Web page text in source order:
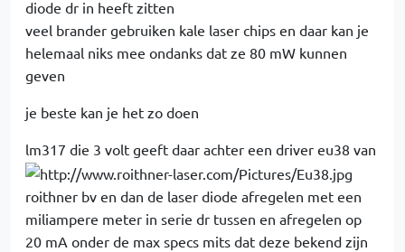
diode dr in heeft zitten
veel brander gebruiken kale laser chips en daar kan je
helemaal niks mee ondanks dat ze 80 mW kunnen
geven
je beste kan je het zo doen
lm317 die 3 volt geeft daar achter een driver eu38 van
roithner bv en dan de laser diode afregelen met een
miliampere meter in serie dr tussen en afregelen op
20 mA onder de max specs mits dat deze bekend zijn